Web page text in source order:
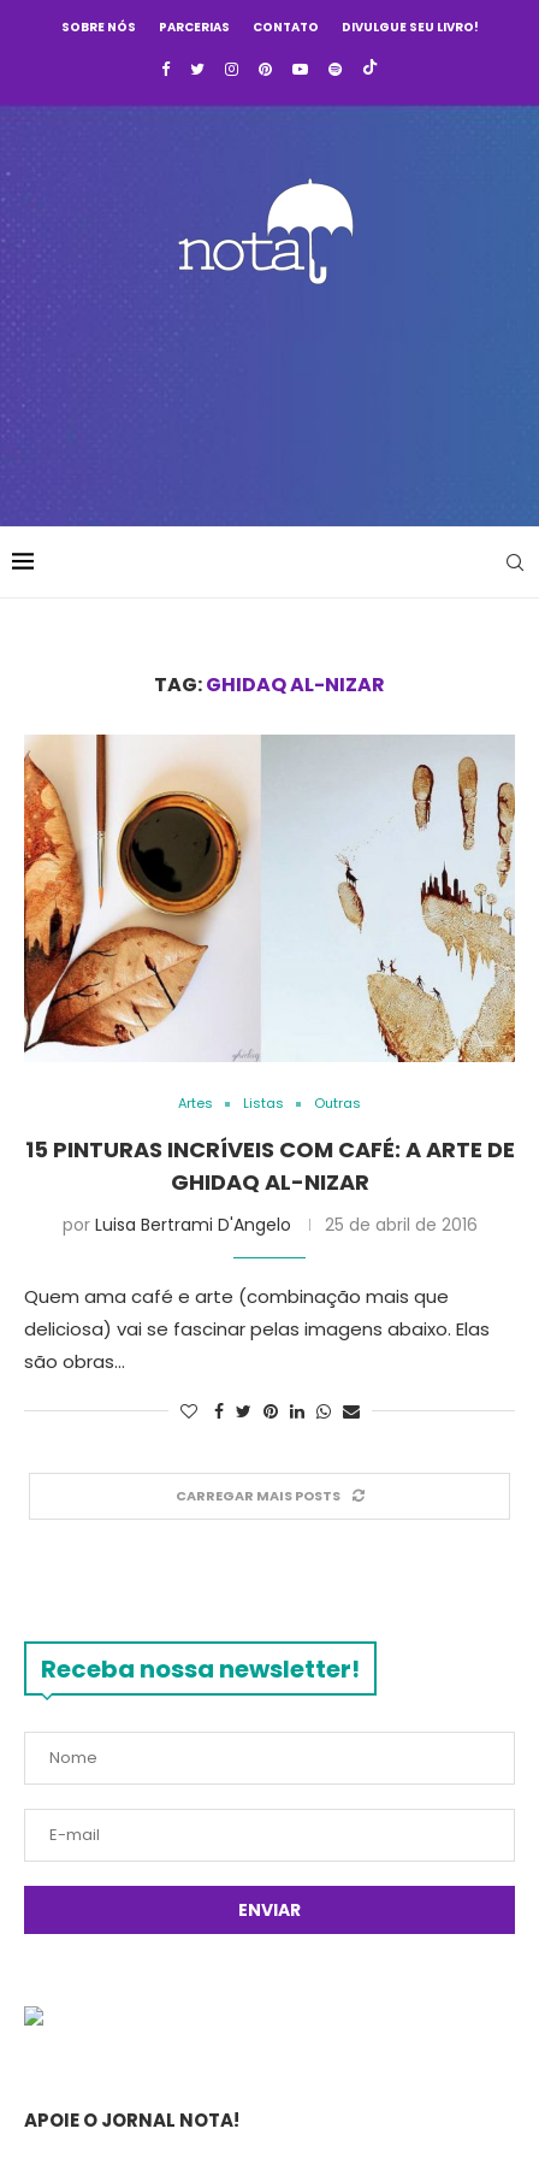
SOBRE NÓS PARCERIAS CONTATO DIVULGUE SEU LIVRO!
TAG:GHIDAQ AL-NIZAR
Artes Listas Outras
15 PINTURAS INCRÍVEIS COM CAFÉ: A ARTE DE
GHIDAQ AL-NIZAR
por Luisa Bertrami D'Angelo 25 de abril de 2016
Quem ama café e arte (combinação mais que
deliciosa) vai se fascinar pelas imagens abaixo. Elas
são obras…
CARREGAR MAIS POSTS
Receba nossa newsletter!
APOIE O JORNAL NOTA!